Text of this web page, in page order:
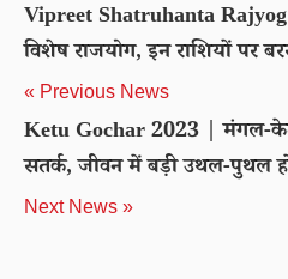
Vipreet Shatruhanta
विशेष राजयोग, इन राशियों पर
« Previous News
Ketu Gochar 2023 | मंगल-केतु
सतर्क, जीवन में बड़ी उथल-पुथल
Next News »